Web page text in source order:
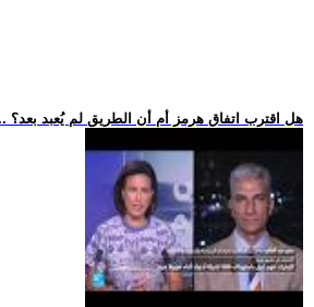
.. هل اقترب اتفاق هرمز أم أن الطريق لم يُعبد بعد؟